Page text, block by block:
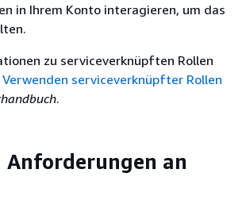
in Ihrem Konto interagieren, um das
zu serviceverknüpften Rollen
Verwenden serviceverknüpfter Rollen
.
Anforderungen an